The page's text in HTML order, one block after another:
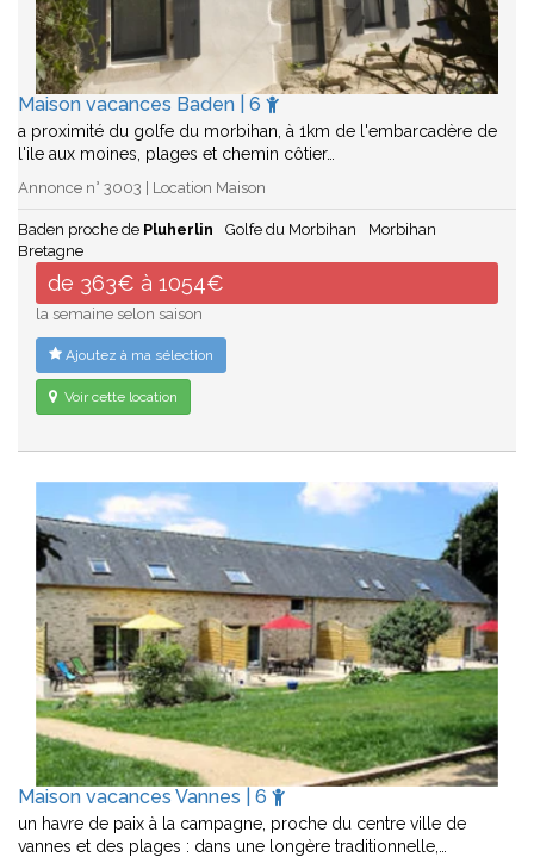
Maison vacances Baden | 6
a proximité du golfe du morbihan, à 1km de l'embarcadère de
l'ile aux moines, plages et chemin côtier…
Annonce n° 3003 | Location Maison
Baden proche de Pluherlin Golfe du Morbihan
Morbihan
Bretagne
de 363€ à 1054€
la semaine selon saison
Ajoutez à ma sélection
Voir cette location
Maison vacances Vannes | 6
un havre de paix à la campagne, proche du centre ville de
vannes et des plages : dans une longère traditionnelle,…